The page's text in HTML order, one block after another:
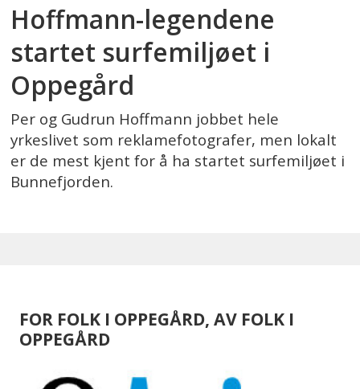
Hoffmann-legendene
startet surfemiljøet i
Oppegård
Per og Gudrun Hoffmann jobbet hele
yrkeslivet som reklamefotografer, men lokalt
er de mest kjent for å ha startet surfemiljøet i
Bunnefjorden.
FOR FOLK I OPPEGÅRD, AV FOLK I
OPPEGÅRD